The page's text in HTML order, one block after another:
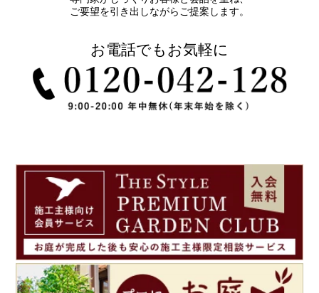
ご要望を引き出しながらご提案します。
お電話でもお気軽に